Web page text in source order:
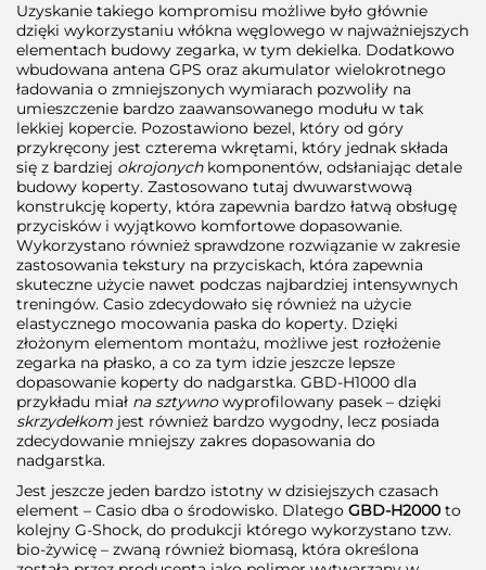
Uzyskanie takiego kompromisu możliwe było głównie
dzięki wykorzystaniu włókna węglowego w najważniejszych
elementach budowy zegarka, w tym dekielka. Dodatkowo
wbudowana antena GPS oraz akumulator wielokrotnego
ładowania o zmniejszonych wymiarach pozwoliły na
umieszczenie bardzo zaawansowanego modułu w tak
lekkiej kopercie. Pozostawiono bezel, który od góry
przykręcony jest czterema wkrętami, który jednak składa
się z bardziej okrojonychkomponentów, odsłaniając detale
budowy koperty. Zastosowano tutaj dwuwarstwową
konstrukcję koperty, która zapewnia bardzo łatwą obsługę
przycisków i wyjątkowo komfortowe dopasowanie.
Wykorzystano również sprawdzone rozwiązanie w zakresie
zastosowania tekstury na przyciskach, która zapewnia
skuteczne użycie nawet podczas najbardziej intensywnych
treningów. Casio zdecydowało się również na użycie
elastycznego mocowania paska do koperty. Dzięki
złożonym elementom montażu, możliwe jest rozłożenie
zegarka na płasko, a co za tym idzie jeszcze lepsze
dopasowanie koperty do nadgarstka. GBD-H1000 dla
przykładu miał na sztywnowyprofilowany pasek – dzięki
skrzydełkom jest również bardzo wygodny, lecz posiada
zdecydowanie mniejszy zakres dopasowania do
nadgarstka.
Jest jeszcze jeden bardzo istotny w dzisiejszych czasach
element – Casio dba o środowisko. Dlatego GBD-H2000 to
kolejny G-Shock, do produkcji którego wykorzystano tzw.
bio-żywicę – zwaną również biomasą, która określona